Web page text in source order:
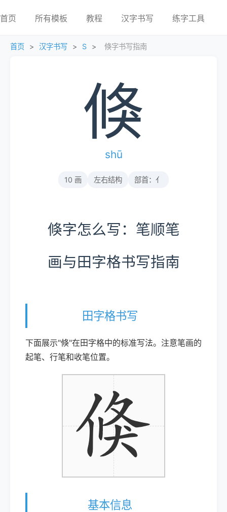
首页 所有模板 教程 汉字书写 练字工具
首页 > 汉字书写 > S > 倏字书写指南
倏
shū
10 画 左右结构 部首：亻
倏字怎么写：笔顺笔
画与田字格书写指南
田字格书写
下面展示"倏"在田字格中的标准写法。注意笔画的
起笔、行笔和收笔位置。
基本信息